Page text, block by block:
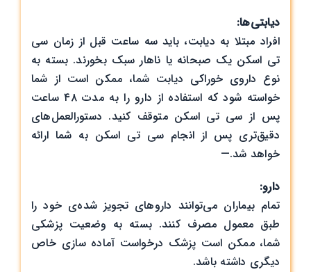
دیابتی‌ها:
افراد مبتلا به دیابت، باید سه ساعت قبل از زمان سی
تی اسکن یک صبحانه یا ناهار سبک بخورند. بسته به
نوع داروی خوراکی دیابت شما، ممکن است از شما
خواسته شود که استفاده از دارو را به مدت ۴۸ ساعت
پس از سی تی ‌اسکن متوقف کنید. دستورالعمل‌های
دقیق‌تری پس از انجام سی تی ‌اسکن به شما ارائه
خواهد شد.—
دارو:
تمام بیماران می‌توانند داروهای تجویز شده‌ی خود را
طبق معمول مصرف کنند. بسته به وضعیت پزشکی
شما، ممکن است پزشک درخواست آماده سازی خاص
دیگری داشته باشد.